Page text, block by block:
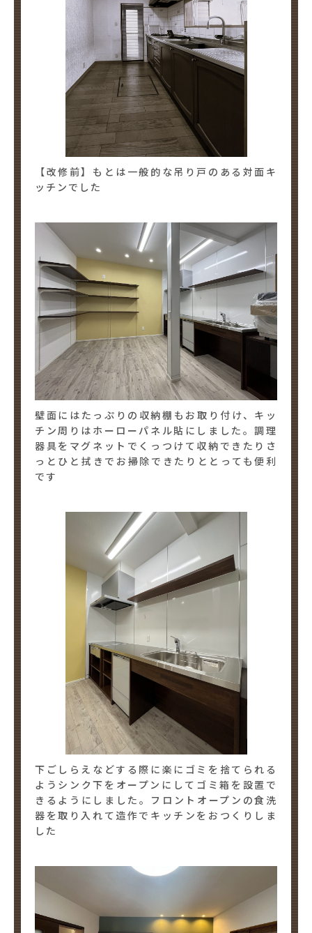
【改修前】もとは一般的な吊り戸のある対面キ
ッチンでした
壁面にはたっぷりの収納棚もお取り付け、キッ
チン周りはホーローパネル貼にしました。調理
器具をマグネットでくっつけて収納できたりさ
っとひと拭きでお掃除できたりととっても便利
です
下ごしらえなどする際に楽にゴミを捨てられる
ようシンク下をオープンにしてゴミ箱を設置で
きるようにしました。フロントオープンの食洗
器を取り入れて造作でキッチンをおつくりしま
した